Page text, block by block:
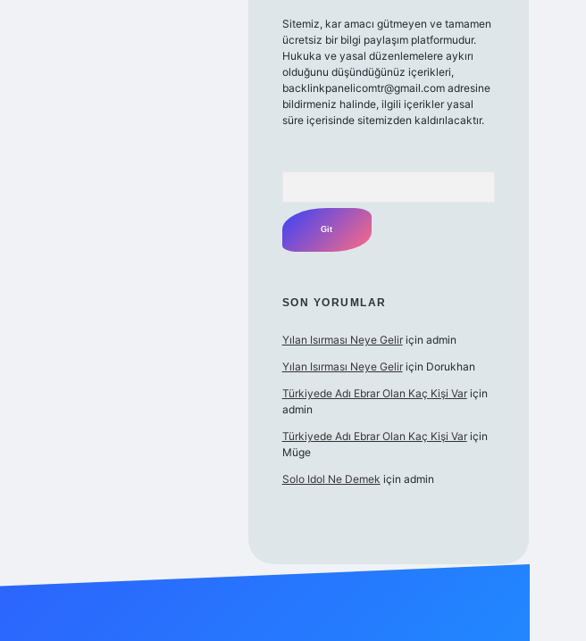
Sitemiz, kar amacı gütmeyen ve tamamen
ücretsiz bir bilgi paylaşım platformudur.
Hukuka ve yasal düzenlemelere aykırı
olduğunu düşündüğünüz içerikleri,
backlinkpanelicomtr@gmail.comadresine
bildirmeniz halinde, ilgili içerikler yasal
süre içerisinde sitemizden kaldırılacaktır.
SON YORUMLAR
Yılan Isırması Neye Geliriçin admin
Yılan Isırması Neye Geliriçin Dorukhan
Türkiyede Adı Ebrar Olan Kaç Kişi Variçin
admin
Türkiyede Adı Ebrar Olan Kaç Kişi Variçin
Müge
Solo Idol Ne Demek için admin